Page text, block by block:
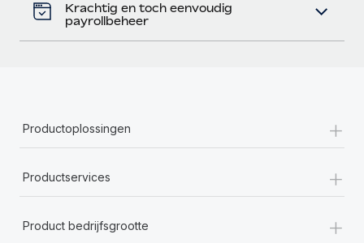
Krachtig en toch eenvoudig
payrollbeheer
Productoplossingen +
Productservices +
Product bedrijfsgrootte +